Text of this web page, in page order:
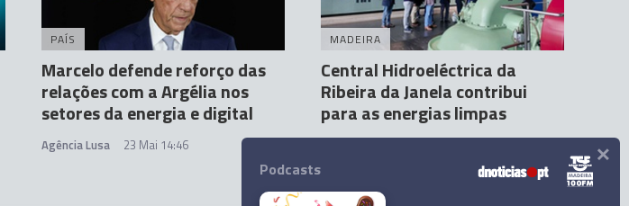
PAÍS
Marcelo defende reforço das
relações com a Argélia nos
setores da energia e digital
Agência Lusa 23 Mai 14:46
MADEIRA
Central Hidroeléctrica da
Ribeira da Janela contribui
para as energias limpas
Podcasts ×